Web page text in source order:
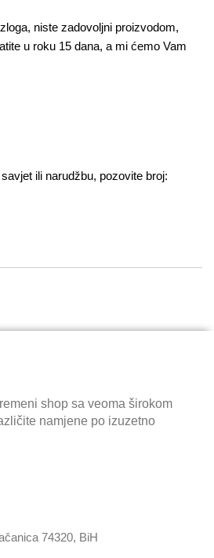
niste zadovoljni proizvodom,
u roku 15 dana, a mi ćemo Vam
ili narudžbu, pozovite broj:
shop sa veoma širokom
namjene po izuzetno
74320, BiH